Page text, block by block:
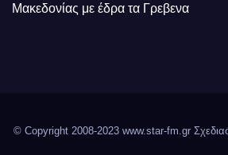
Μακεδονίας με έδρα τα Γρεβενα
© Copyright 2008-2023 www.star-fm.gr